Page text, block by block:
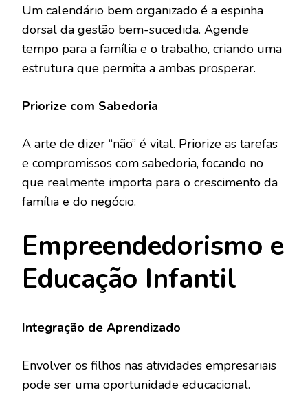
Um calendário bem organizado é a espinha
dorsal da gestão bem-sucedida. Agende
tempo para a família e o trabalho, criando uma
estrutura que permita a ambas prosperar.
Priorize com Sabedoria
A arte de dizer “não” é vital. Priorize as tarefas
e compromissos com sabedoria, focando no
que realmente importa para o crescimento da
família e do negócio.
Empreendedorismo e
Educação Infantil
Integração de Aprendizado
Envolver os filhos nas atividades empresariais
pode ser uma oportunidade educacional.